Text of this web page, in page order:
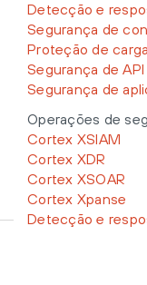
Detecção e
Segurança de
Proteção de
Segurança de API
Segurança de
Operações de
Cortex XSIAM
Cortex XDR
Cortex XSOAR
Cortex Xpanse
Detecção e
Produtos e